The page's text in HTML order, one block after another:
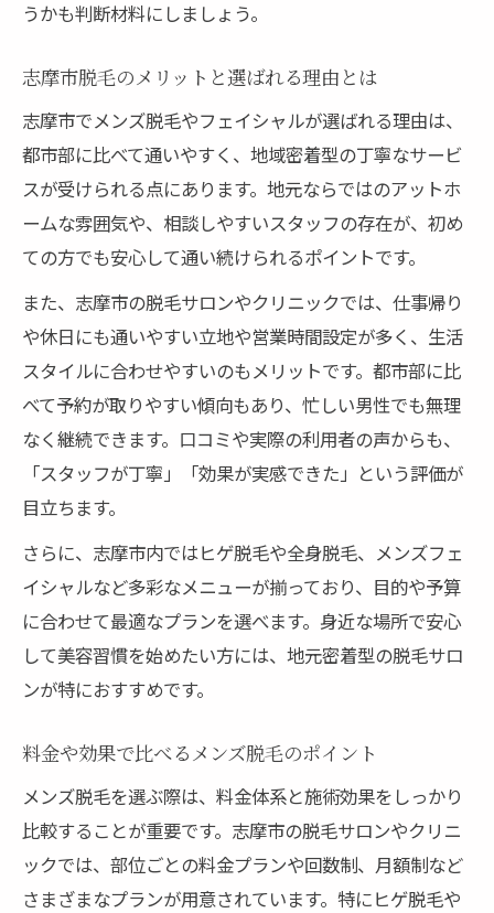
うかも判断材料にしましょう。
志摩市脱毛のメリットと選ばれる理由とは
志摩市でメンズ脱毛やフェイシャルが選ばれる理由は、
都市部に比べて通いやすく、地域密着型の丁寧なサービ
スが受けられる点にあります。地元ならではのアットホ
ームな雰囲気や、相談しやすいスタッフの存在が、初め
ての方でも安心して通い続けられるポイントです。
また、志摩市の脱毛サロンやクリニックでは、仕事帰り
や休日にも通いやすい立地や営業時間設定が多く、生活
スタイルに合わせやすいのもメリットです。都市部に比
べて予約が取りやすい傾向もあり、忙しい男性でも無理
なく継続できます。口コミや実際の利用者の声からも、
「スタッフが丁寧」「効果が実感できた」という評価が
目立ちます。
さらに、志摩市内ではヒゲ脱毛や全身脱毛、メンズフェ
イシャルなど多彩なメニューが揃っており、目的や予算
に合わせて最適なプランを選べます。身近な場所で安心
して美容習慣を始めたい方には、地元密着型の脱毛サロ
ンが特におすすめです。
料金や効果で比べるメンズ脱毛のポイント
メンズ脱毛を選ぶ際は、料金体系と施術効果をしっかり
比較することが重要です。志摩市の脱毛サロンやクリニ
ックでは、部位ごとの料金プランや回数制、月額制など
さまざまなプランが用意されています。特にヒゲ脱毛や